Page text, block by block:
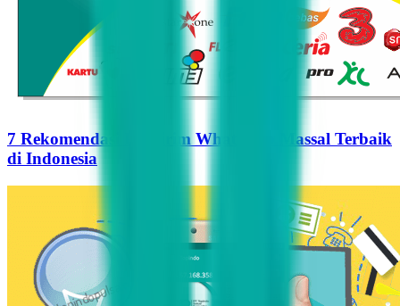
7 Rekomendasi Pengirim WhatsApp Massal Terbaik
di Indonesia